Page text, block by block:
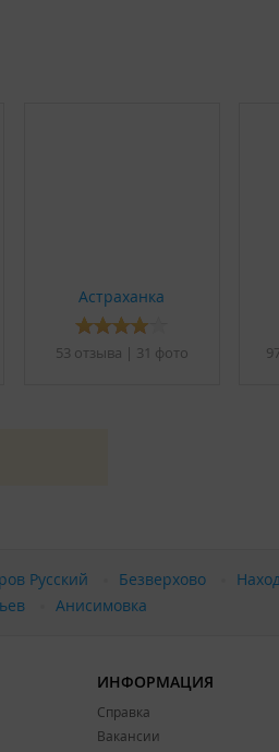
Астраханка
53 отзывa | 31 фото
Русский Безверхово
Анисимовка
ИНФОРМАЦИЯ
Справка
Вакансии